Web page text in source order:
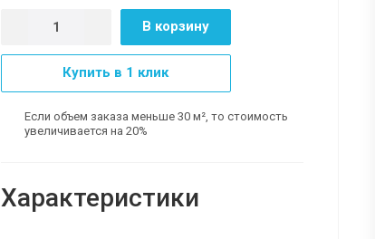
В корзину
Купить в 1 клик
Если объем заказа меньше 30 м², то стоимость
увеличивается на 20%
Характеристики